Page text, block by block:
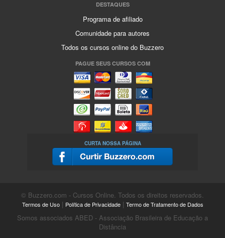
DESTAQUES
Programa de afiliado
Comunidade para autores
Todos os cursos online do Buzzero
PAGUE SEUS CURSOS COM
CURTA NOSSA PÁGINA
© Buzzero.com - Cursos Online. Todos os direitos reservados.
Termos de Uso| Política de Privacidade| Termo de Tratamento de Dados
Somos associados ABED - Associação Brasileira de Educação a
Distância